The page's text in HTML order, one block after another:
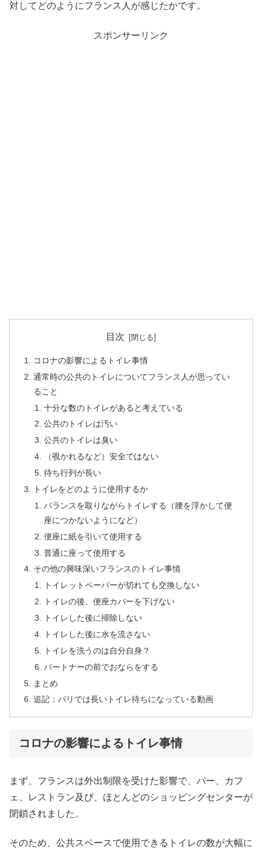
対してどのようにフランス人が感じたかです。
スポンサーリンク
目次
コロナの影響によるトイレ事情
通常時の公共のトイレについてフランス人が思ってい
ること
十分な数のトイレがあると考えている
公共のトイレは汚い
公共のトイレは臭い
（覗かれるなど）安全ではない
待ち行列が長い
トイレをどのように使用するか
バランスを取りながらトイレする（腰を浮かして便
座につかないようになど）
便座に紙を引いて使用する
普通に座って使用する
その他の興味深いフランスのトイレ事情
トイレットペーパーが切れても交換しない
トイレの後、便座カバーを下げない
トイレした後に掃除しない
トイレした後に水を流さない
トイレを洗うのは自分自身？
パートナーの前でおならをする
まとめ
追記：パリでは長いトイレ待ちになっている動画
コロナの影響によるトイレ事情
まず、フランスは外出制限を受けた影響で、バー、カフ
ェ、レストラン及び、ほとんどのショッピングセンターが
閉鎖されました。
そのため、公共スペースで使用できるトイレの数が大幅に